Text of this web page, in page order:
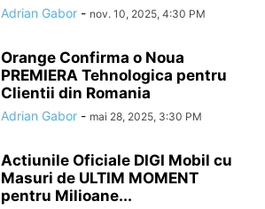
Adrian Gabor - nov. 10, 2025, 4:30 PM
Orange Confirma o Noua
PREMIERA Tehnologica pentru
Clientii din Romania
Adrian Gabor - mai 28, 2025, 3:30 PM
Actiunile Oficiale DIGI Mobil cu
Masuri de ULTIM MOMENT
pentru Milioane...